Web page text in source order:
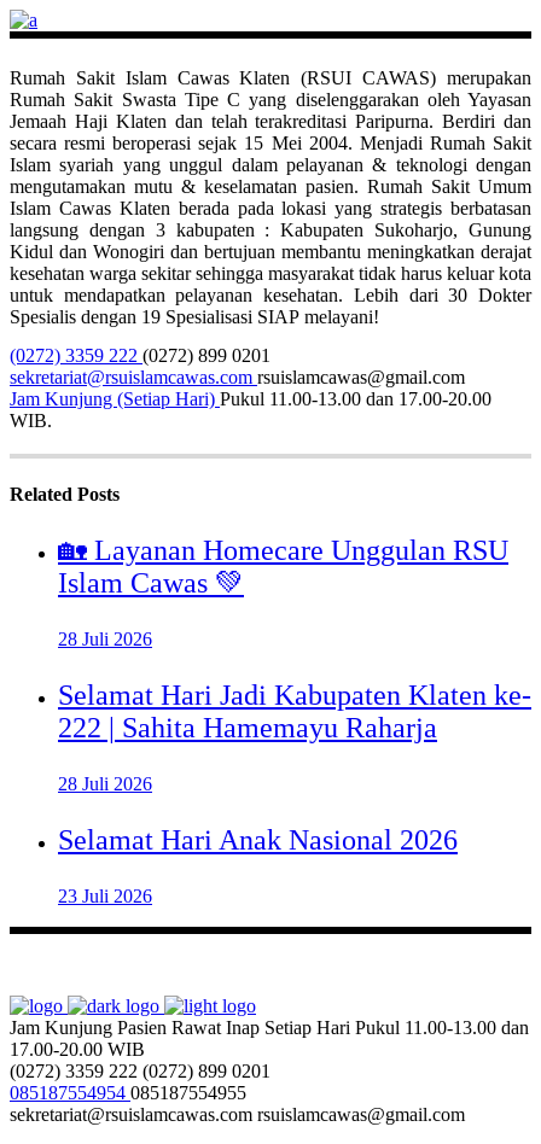
Rumah Sakit Islam Cawas Klaten (RSUI CAWAS) merupakan
Rumah Sakit Swasta Tipe C yang diselenggarakan oleh Yayasan
Jemaah Haji Klaten dan telah terakreditasi Paripurna. Berdiri dan
secara resmi beroperasi sejak 15 Mei 2004. Menjadi Rumah Sakit
Islam syariah yang unggul dalam pelayanan & teknologi dengan
mengutamakan mutu & keselamatan pasien. Rumah Sakit Umum
Islam Cawas Klaten berada pada lokasi yang strategis berbatasan
langsung dengan 3 kabupaten : Kabupaten Sukoharjo, Gunung
Kidul dan Wonogiri dan bertujuan membantu meningkatkan derajat
kesehatan warga sekitar sehingga masyarakat tidak harus keluar kota
untuk mendapatkan pelayanan kesehatan. Lebih dari 30 Dokter
Spesialis dengan 19 Spesialisasi SIAP melayani!
(0272) 3359 222 (0272) 899 0201
sekretariat@rsuislamcawas.com rsuislamcawas@gmail.com
Jam Kunjung (Setiap Hari) Pukul 11.00-13.00 dan 17.00-20.00
WIB.
Related Posts
🏡 Layanan Homecare Unggulan RSU
Islam Cawas 💚
28 Juli 2026
Selamat Hari Jadi Kabupaten Klaten ke-
222 | Sahita Hamemayu Raharja
28 Juli 2026
Selamat Hari Anak Nasional 2026
23 Juli 2026
Jam Kunjung Pasien Rawat Inap Setiap Hari Pukul 11.00-13.00 dan
17.00-20.00 WIB
(0272) 3359 222 (0272) 899 0201
085187554954 085187554955
sekretariat@rsuislamcawas.com rsuislamcawas@gmail.com